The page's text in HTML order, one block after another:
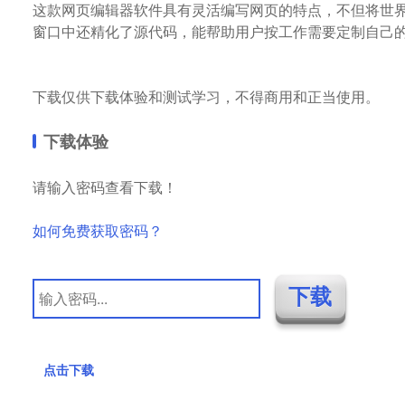
这款网页编辑器软件具有灵活编写网页的特点，不但将世
窗口中还精化了源代码，能帮助用户按工作需要定制自己
下载仅供下载体验和测试学习，不得商用和正当使用。
下载体验
请输入密码查看下载！
如何免费获取密码？
点击下载